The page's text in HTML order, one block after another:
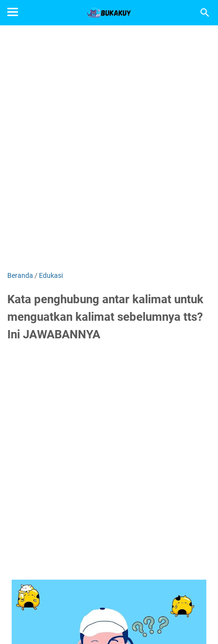
Beranda / Edukasi
Kata penghubung antar kalimat untuk
menguatkan kalimat sebelumnya tts?
Ini JAWABANNYA